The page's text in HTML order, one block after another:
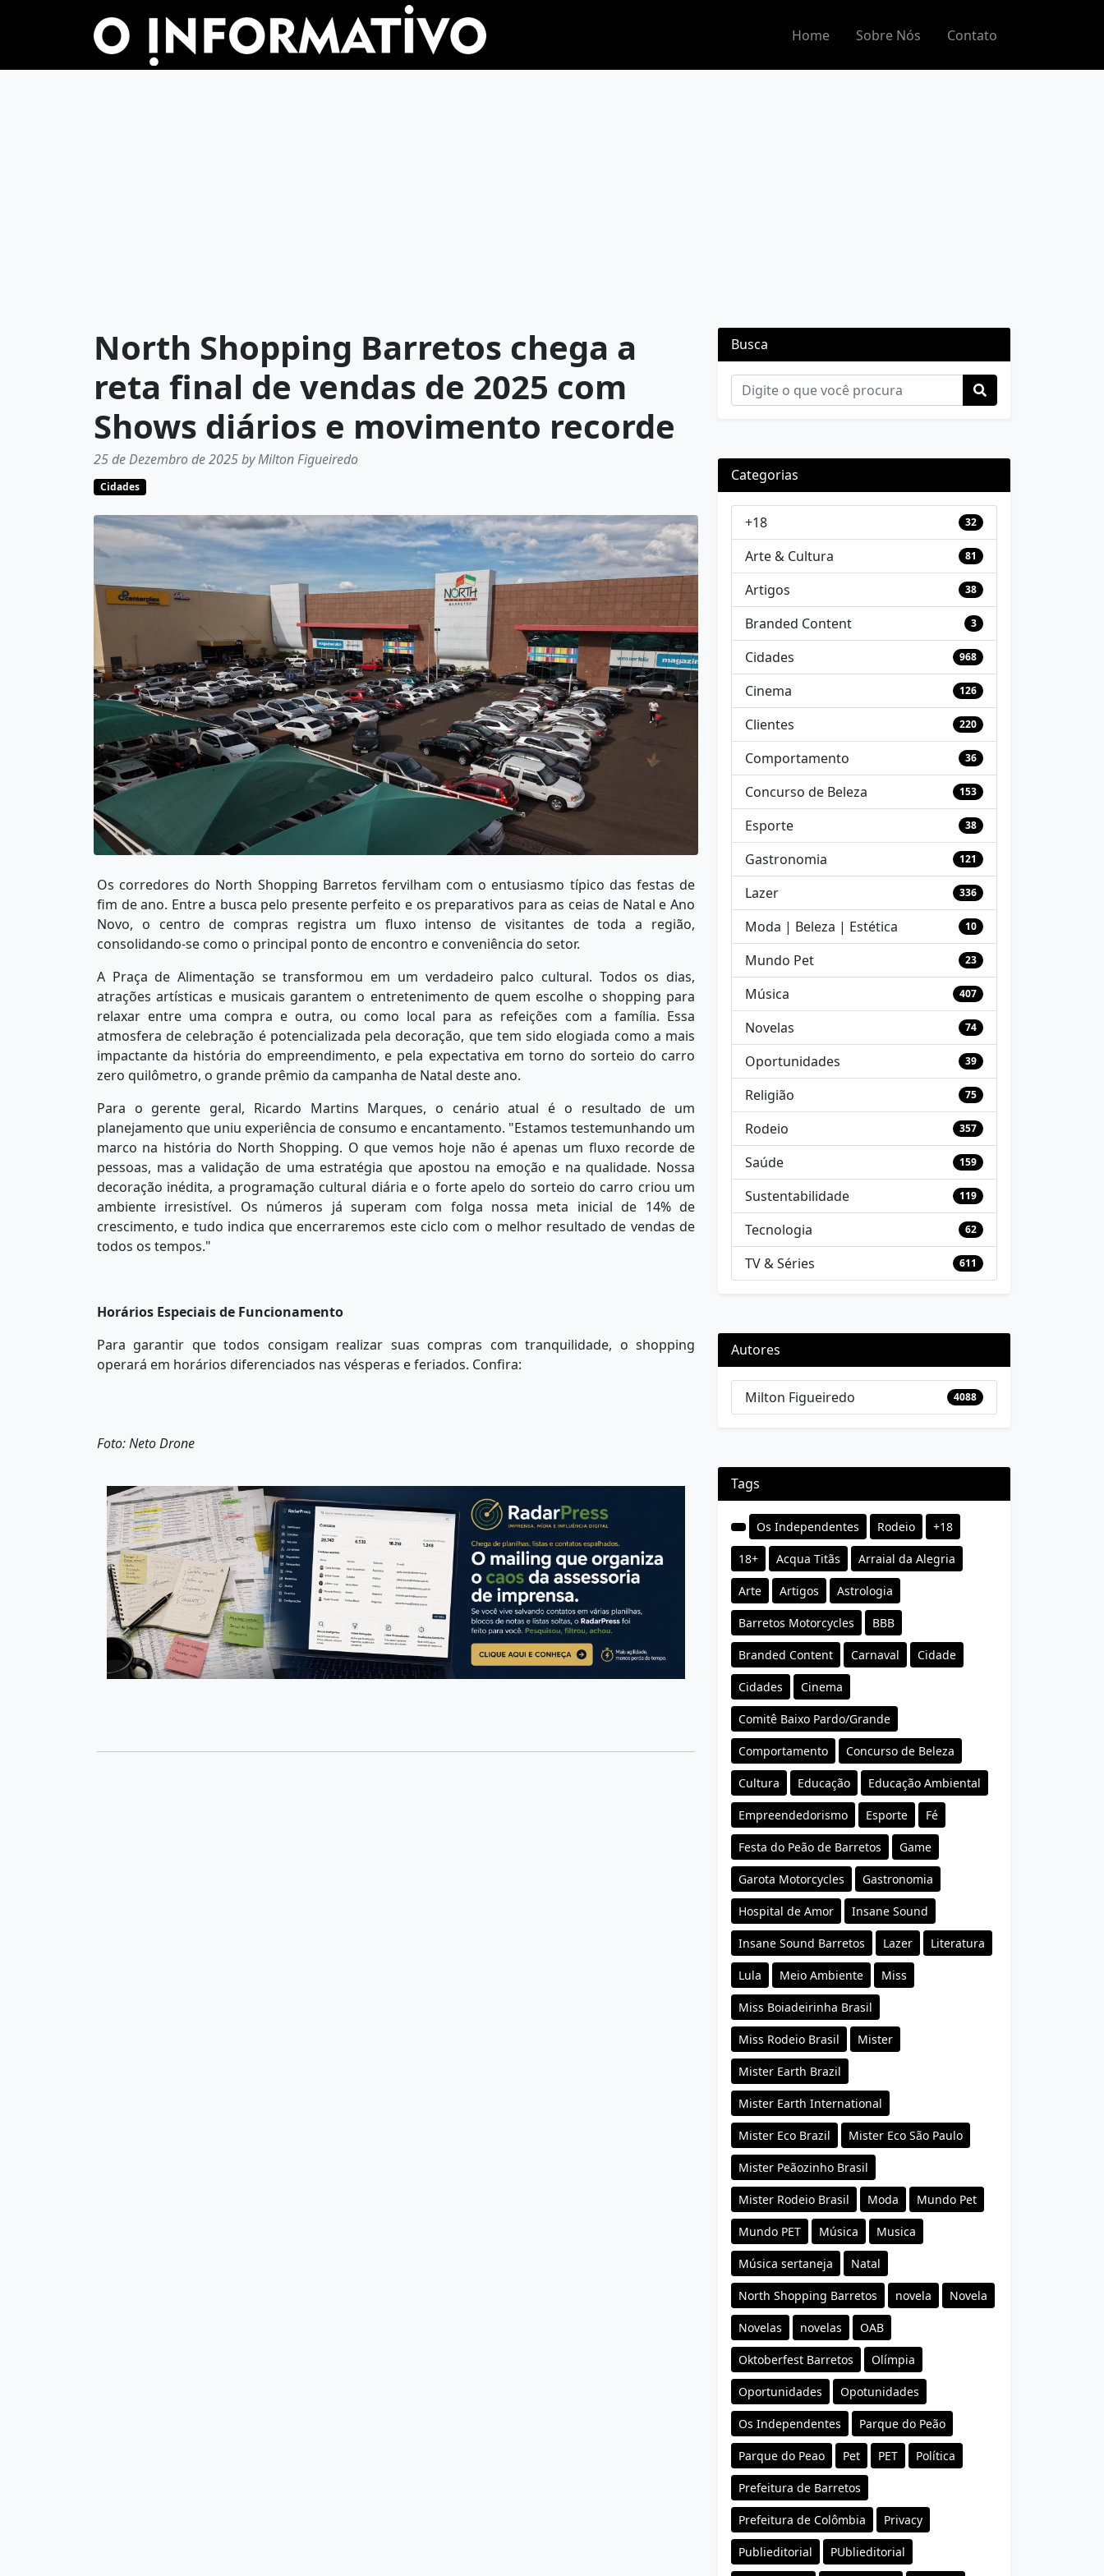
Home Sobre Nós Contato
North Shopping Barretos chega a
reta final de vendas de 2025 com
Shows diários e movimento recorde
25 de Dezembro de 2025 by Milton Figueiredo
Cidades
Os corredores do North Shopping Barretos fervilham com o entusiasmo típico das festas de
fim de ano. Entre a busca pelo presente perfeito e os preparativos para as ceias de Natal e Ano
Novo, o centro de compras registra um fluxo intenso de visitantes de toda a região,
consolidando-se como o principal ponto de encontro e conveniência do setor.
A Praça de Alimentação se transformou em um verdadeiro palco cultural. Todos os dias,
atrações artísticas e musicais garantem o entretenimento de quem escolhe o shopping para
relaxar entre uma compra e outra, ou como local para as refeições com a família. Essa
atmosfera de celebração é potencializada pela decoração, que tem sido elogiada como a mais
impactante da história do empreendimento, e pela expectativa em torno do sorteio do carro
zero quilômetro, o grande prêmio da campanha de Natal deste ano.
Para o gerente geral, Ricardo Martins Marques, o cenário atual é o resultado de um
planejamento que uniu experiência de consumo e encantamento. "Estamos testemunhando um
marco na história do North Shopping. O que vemos hoje não é apenas um fluxo recorde de
pessoas, mas a validação de uma estratégia que apostou na emoção e na qualidade. Nossa
decoração inédita, a programação cultural diária e o forte apelo do sorteio do carro criou um
ambiente irresistível. Os números já superam com folga nossa meta inicial de 14% de
crescimento, e tudo indica que encerraremos este ciclo com o melhor resultado de vendas de
todos os tempos."
Horários Especiais de Funcionamento
Para garantir que todos consigam realizar suas compras com tranquilidade, o shopping
operará em horários diferenciados nas vésperas e feriados. Confira:
Foto: Neto Drone
Busca
Categorias
+18 32
Arte & Cultura 81
Artigos 38
Branded Content 3
Cidades 968
Cinema 126
Clientes 220
Comportamento 36
Concurso de Beleza 153
Esporte 38
Gastronomia 121
Lazer 336
Moda | Beleza | Estética 10
Mundo Pet 23
Música 407
Novelas 74
Oportunidades 39
Religião 75
Rodeio 357
Saúde 159
Sustentabilidade 119
Tecnologia 62
TV & Séries 611
Autores
Milton Figueiredo 4088
Tags
Os Independentes Rodeio +18
18+ Acqua Titãs Arraial da Alegria
Arte Artigos Astrologia
Barretos Motorcycles BBB
Branded Content Carnaval Cidade
Cidades Cinema
Comitê Baixo Pardo/Grande
Comportamento Concurso de Beleza
Cultura Educação Educação Ambiental
Empreendedorismo Esporte Fé
Festa do Peão de Barretos Game
Garota Motorcycles Gastronomia
Hospital de Amor Insane Sound
Insane Sound Barretos Lazer Literatura
Lula Meio Ambiente Miss
Miss Boiadeirinha Brasil
Miss Rodeio Brasil Mister
Mister Earth Brazil
Mister Earth International
Mister Eco Brazil Mister Eco São Paulo
Mister Peãozinho Brasil
Mister Rodeio Brasil Moda Mundo Pet
Mundo PET Música Musica
Música sertaneja Natal
North Shopping Barretos novela Novela
Novelas novelas OAB
Oktoberfest Barretos Olímpia
Oportunidades Opotunidades
Os Independentes Parque do Peão
Parque do Peao Pet PET Política
Prefeitura de Barretos
Prefeitura de Colômbia Privacy
Publieditorial PUblieditorial